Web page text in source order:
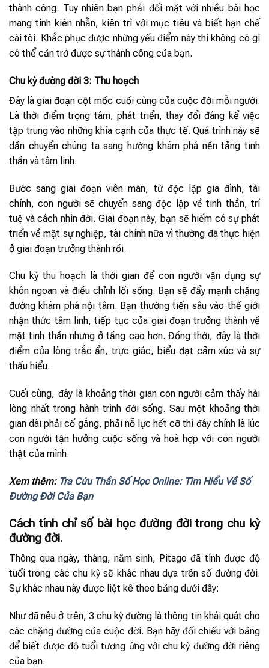
thành công. Tuy nhiên bạn phải đối mặt với nhiều bài học
mang tính kiên nhẫn, kiên trì với mục tiêu và biết hạn chế
cái tôi. Khắc phục được những yếu điểm này thì không có gì
có thể cản trở được sự thành công của bạn.
Chu kỳ đường đời 3: Thu hoạch
Đây là giai đoạn cột mốc cuối cùng của cuộc đời mỗi người.
Là thời điểm trọng tâm, phát triển, thay đổi đáng kể việc
tập trung vào những khía cạnh của thực tế. Quá trình này sẽ
dần chuyển chúng ta sang hướng khám phá nền tảng tinh
thần và tâm linh.
Bước sang giai đoạn viên mãn, từ độc lập gia đình, tài
chính, con người sẽ chuyển sang độc lập về tinh thần, trí
tuệ và cách nhìn đời. Giai đoạn này, bạn sẽ hiếm có sự phát
triển về mặt sự nghiệp, tài chính nữa vì thường đã thực hiện
ở giai đoạn trưởng thành rồi.
Chu kỳ thu hoạch là thời gian để con người vận dụng sự
khôn ngoan và điều chỉnh lối sống. Bạn sẽ đẩy mạnh chặng
đường khám phá nội tâm. Bạn thường tiến sâu vào thế giới
nhận thức tâm linh, tiếp tục của giai đoạn trưởng thành về
mặt tinh thần nhưng ở tầng cao hơn. Đồng thời, đây là thời
điểm của lòng trắc ẩn, trực giác, biểu đạt cảm xúc và sự
thấu hiểu.
Cuối cùng, đây là khoảng thời gian con người cảm thấy hài
lòng nhất trong hành trình đời sống. Sau một khoảng thời
gian dài phải cố gắng, phải nỗ lực hết cỡ thì đây chính là lúc
con người tận hưởng cuộc sống và hoà hợp với con người
thật của mình.
Xem thêm: Tra Cứu Thần Số Học Online: Tìm Hiểu Về Số
Đường Đời Của Bạn
Cách tính chỉ số bài học đường đời trong chu kỳ
đường đời.
Thông qua ngày, tháng, năm sinh, Pitago đã tính được độ
tuổi trong các chu kỳ sẽ khác nhau dựa trên số đường đời.
Sự khác nhau này được liệt kê theo bảng dưới đây:
Như đã nêu ở trên, 3 chu kỳ đường là thông tin khái quát cho
các chặng đường của cuộc đời. Bạn hãy đối chiếu với bảng
để biết được độ tuổi tương ứng với chu kỳ đường đời riêng
của bạn.